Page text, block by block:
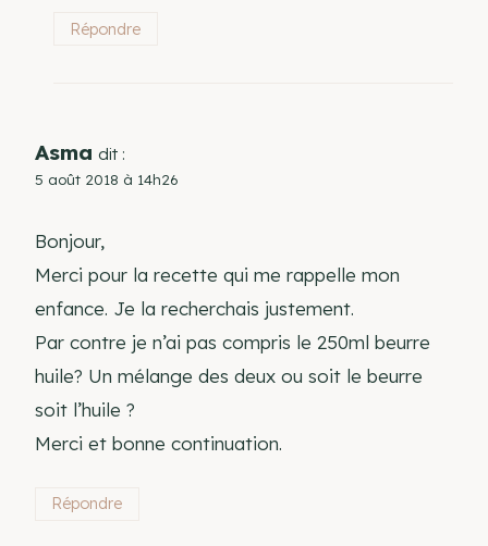
Répondre
Asma dit :
5 août 2018 à 14h26
Bonjour,
Merci pour la recette qui me rappelle mon
enfance. Je la recherchais justement.
Par contre je n’ai pas compris le 250ml beurre
huile? Un mélange des deux ou soit le beurre
soit l’huile ?
Merci et bonne continuation.
Répondre